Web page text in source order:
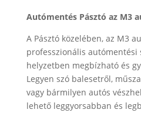
Autómentés Pásztó az M3
A Pásztó közelében, az M3
professzionális
helyzetben megbízható és
Legyen szó balesetről,
vagy bármilyen autós
lehető leggyorsabban és